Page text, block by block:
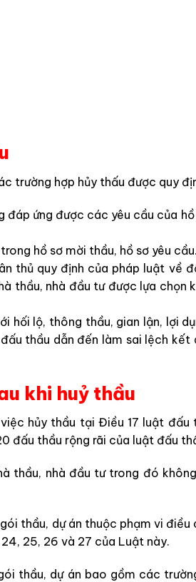
trường hợp hủy thấu được quy
ứng được các yêu cầu của
hồ sơ mời thầu, hồ sơ yêu cầu.
thủ quy định của pháp luật về
thầu, nhà đầu tư được lựa chọn
hối lộ, thông thầu, gian lận, lợi
thầu dẫn đến làm sai lệch kết
khi huỷ thầu
hủy thầu tại Điều 17 luật đấu
đấu thầu rộng rãi của luật đấu
thầu, nhà đầu tư trong đó
thầu, dự án thuộc phạm vi điều
25, 26 và 27 của Luật này.
thầu, dự án bao gồm các